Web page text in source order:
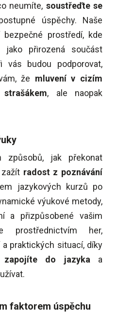
neumíte, soustřeďte se
úspěchy. Naše
bezpečné prostředí, kde
jako přirozená součást
vás budou podporovat,
že mluvení v cizím
, ale naopak
způsobů, jak překonat
radost z poznávání
jazykových kurzů po
výukové metody,
a přizpůsobené vašim
prostřednictvím her,
praktických situací, díky
do jazyka a
faktorem úspěchu